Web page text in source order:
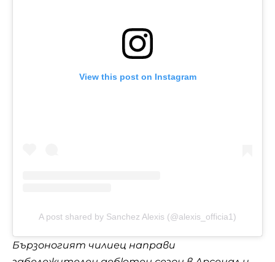
View this post on Instagram
A post shared by Sanchez Alexis (@alexis_officia1)
Бързоногият чилиец направи